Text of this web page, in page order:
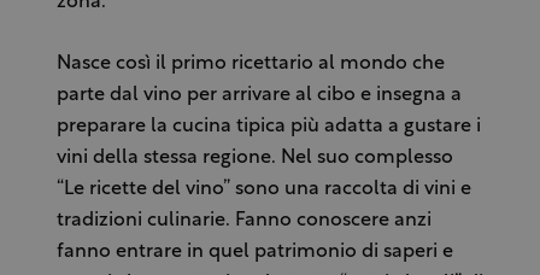
Nasce così il primo ricettario al mondo che
parte dal vino per arrivare al cibo e insegna a
preparare la cucina tipica più adatta a gustare i
vini della stessa regione. Nel suo complesso
“Le ricette del vino” sono una raccolta di vini e
tradizioni culinarie. Fanno conoscere anzi
fanno entrare in quel patrimonio di saperi e